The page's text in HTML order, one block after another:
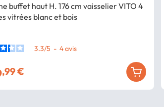
buffet haut H. 176 cm vaisselier VITO 4
vitrées blanc et bois
3.3/5 - 4avis
,99 €